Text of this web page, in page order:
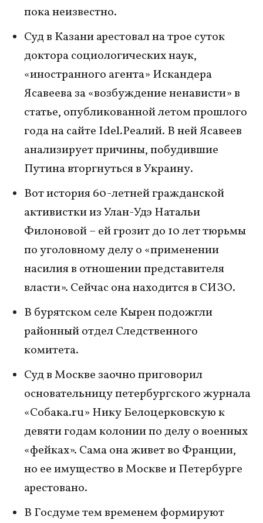
пока неизвестно.
Суд в Казани арестовал на трое суток
доктора социологических наук,
«иностранного агента» Искандера
Ясавеева за «возбуждение ненависти» в
статье, опубликованной летом прошлого
года на сайте Idel.Реалий. В ней Ясавеев
анализирует причины, побудившие
Путина вторгнуться в Украину.
Вот история 60-летней гражданской
активистки из Улан-Удэ Натальи
Филоновой – ей грозит до 10 лет тюрьмы
по уголовному делу о «применении
насилия в отношении представителя
власти». Сейчас она находится в СИЗО.
В бурятском селе Кырен подожгли
районный отдел Следственного
комитета.
Суд в Москве заочно приговорил
основательницу петербургского журнала
«Собака.ru» Нику Белоцерковскую к
девяти годам колонии по делу о военных
«фейках». Сама она живет во Франции,
но ее имущество в Москве и Петербурге
арестовано.
В Госдуме тем временем формируют